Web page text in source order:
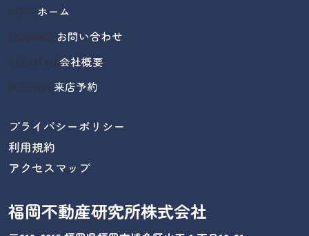
HOMEホーム
CONTACTお問い合わせ
ABOUT US会社概要
RESERVE来店予約
プライバシーポリシー
利用規約
アクセスマップ
福岡不動産研究所株式会社